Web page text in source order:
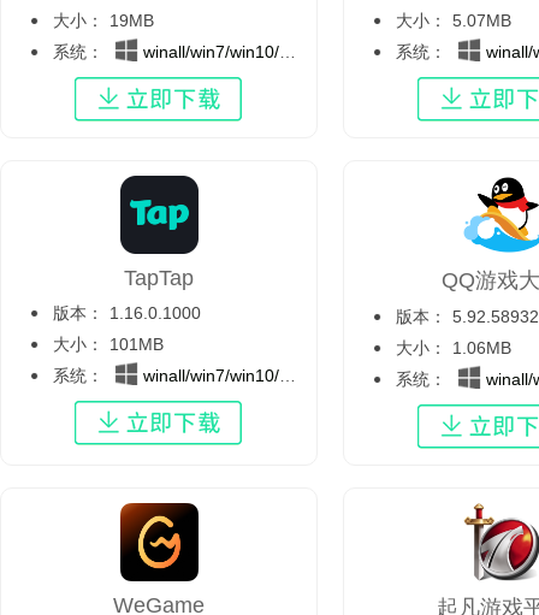
大小：
19MB
系统：
winall/win7/win10/win11
大小：
5.07MB
系统：
winall/
TapTap
版本：
1.16.0.1000
大小：
101MB
系统：
winall/win7/win10/win11
QQ游戏
版本：
大小：
1.06MB
系统：
winall/
WeGame 起凡游戏